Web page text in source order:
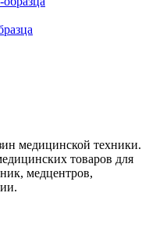
медицинской техники.
товаров для
медцентров,